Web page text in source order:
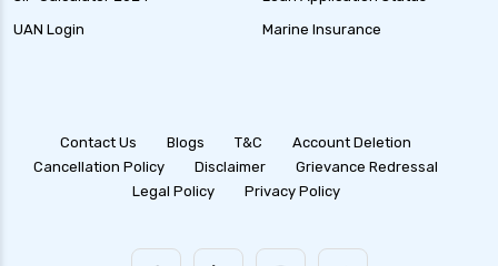
UAN Login
Marine Insurance
Contact Us Blogs T&C
Account Deletion
Cancellation Policy
Disclaimer
Grievance Redressal
Legal Policy
Privacy Policy